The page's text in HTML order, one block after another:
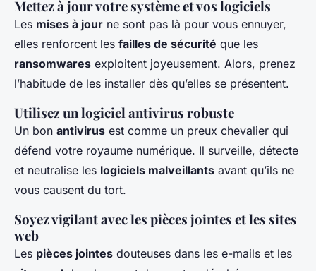
Mettez à jour votre système et vos logiciels
Les mises à jour ne sont pas là pour vous ennuyer,
elles renforcent les failles de sécurité que les
ransomwares exploitent joyeusement. Alors, prenez
l’habitude de les installer dès qu’elles se présentent.
Utilisez un logiciel antivirus robuste
Un bon antivirus est comme un preux chevalier qui
défend votre royaume numérique. Il surveille, détecte
et neutralise les logiciels malveillants avant qu’ils ne
vous causent du tort.
Soyez vigilant avec les pièces jointes et les sites
web
Les pièces jointes douteuses dans les e-mails et les